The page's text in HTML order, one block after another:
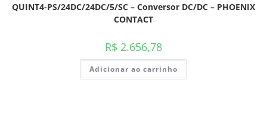
QUINT4-PS/24DC/24DC/5/SC – Conversor DC/DC – PHOENIX
CONTACT
R$ 2.656,78
Adicionar ao carrinho